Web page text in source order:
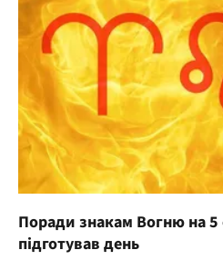
Поради знакам Вогню на
підготував день